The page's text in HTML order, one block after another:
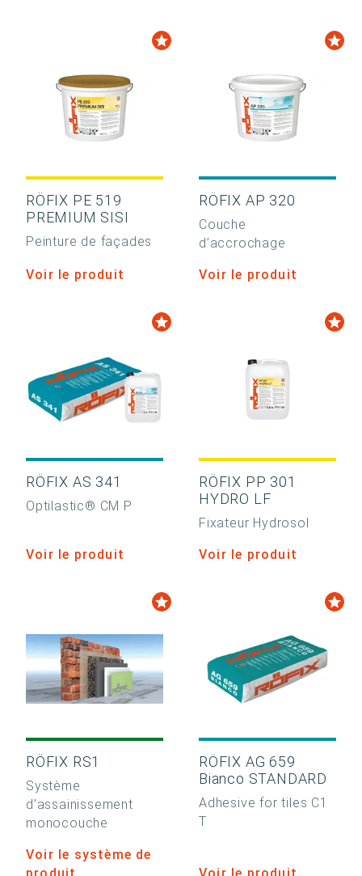
RÖFIX PE 519
PREMIUM SISI
Peinture de façades
Voir le produit
RÖFIX AP 320
Couche
d’accrochage
Voir le produit
RÖFIX AS 341
Optilastic® CM P
Voir le produit
RÖFIX PP 301
HYDRO LF
Fixateur Hydrosol
Voir le produit
RÖFIX RS1
Système
d’assainissement
monocouche
Voir le système de
RÖFIX AG 659
Bianco STANDARD
Adhesive for tiles C1
T